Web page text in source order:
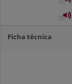
Ficha técnica